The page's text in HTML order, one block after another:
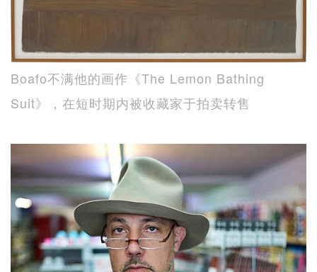
Boafo不满他的画作《The Lemon Bathing
Suit》，在短时期内被收藏家于拍卖转售